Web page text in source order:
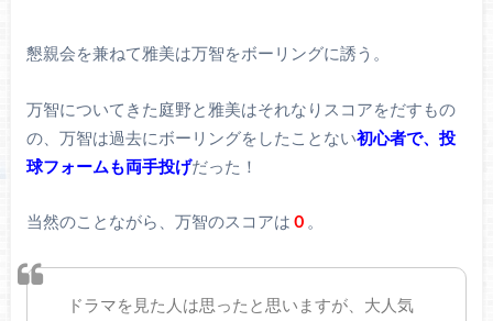
懇親会を兼ねて雅美は万智をボーリングに誘う。
万智についてきた庭野と雅美はそれなりスコアをだすもの
の、万智は過去にボーリングをしたことない初心者で、投
球フォームも両手投げだった！
当然のことながら、万智のスコアは ０ 。
ドラマを見た人は思ったと思いますが、大人気